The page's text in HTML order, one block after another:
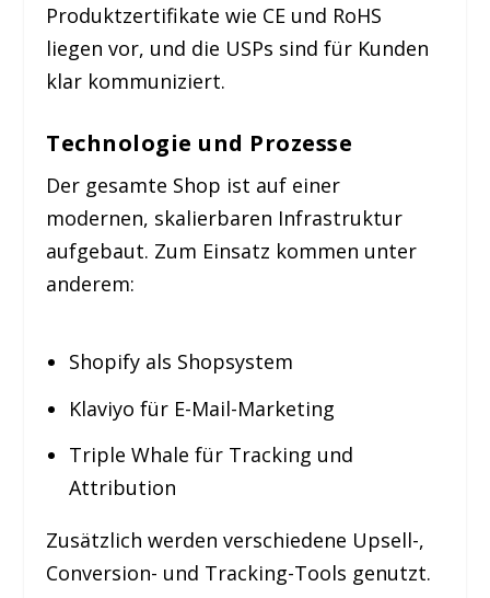
Produktzertifikate wie CE und RoHS
liegen vor, und die USPs sind für Kunden
klar kommuniziert.
Technologie und Prozesse
Der gesamte Shop ist auf einer
modernen, skalierbaren Infrastruktur
aufgebaut. Zum Einsatz kommen unter
anderem:
Shopify als Shopsystem
Klaviyo für E-Mail-Marketing
Triple Whale für Tracking und
Attribution
Zusätzlich werden verschiedene Upsell-,
Conversion- und Tracking-Tools genutzt.